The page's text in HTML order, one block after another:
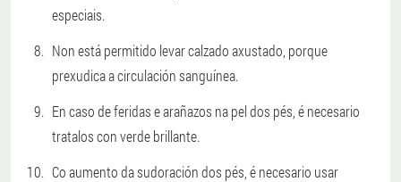
especiais.
Non está permitido levar calzado axustado, porque
prexudica a circulación sanguínea.
En caso de feridas e arañazos na pel dos pés, é necesario
tratalos con verde brillante.
Co aumento da sudoración dos pés, é necesario usar